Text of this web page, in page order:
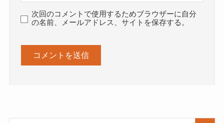
次回のコメントで使用するためブラウザーに自分
の名前、メールアドレス、サイトを保存する。